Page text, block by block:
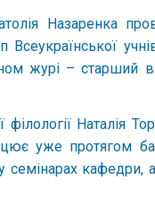
Назаренка
журі –
Наталія
уже протягом
семінарах кафедри,